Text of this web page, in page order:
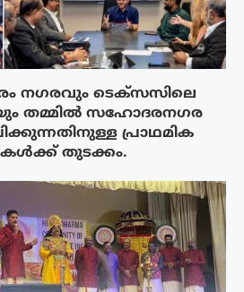
നഗരവും ടെക്‌സസിലെ
തമ്മിൽ സഹോദരനഗര
പ്രാഥമിക
തുടക്കം.